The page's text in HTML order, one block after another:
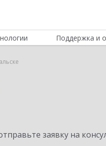
Поддержка и
заявку на